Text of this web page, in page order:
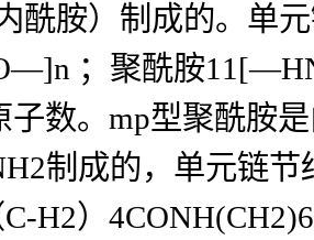
酰胺）制成的。
；聚酰胺
子数。mp型聚酰胺
制成的，单元链
H2）